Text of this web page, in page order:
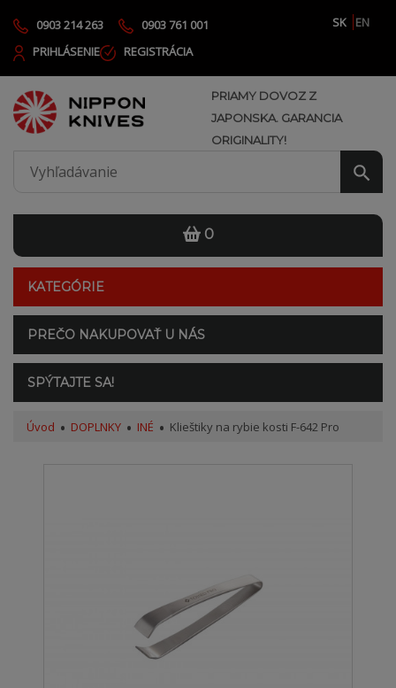
0903 214 263 0903 761 001 SK
EN
PRIHLÁSENIE
REGISTRÁCIA
PRIAMY DOVOZ Z
JAPONSKA. GARANCIA
ORIGINALITY!
0
KATEGÓRIE
PREČO NAKUPOVAŤ U NÁS
SPÝTAJTE SA!
Úvod DOPLNKY INÉ Klieštiky na rybie kosti F-642 Pro